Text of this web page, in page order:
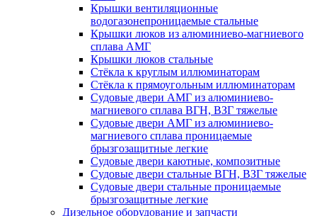
Крышки вентиляционные
водогазонепроницаемые стальные
Крышки люков из алюминиево-магниевого
сплава АМГ
Крышки люков стальные
Стёкла к круглым иллюминаторам
Стёкла к прямоугольным иллюминаторам
Судовые двери АМГ из алюминиево-
магниевого сплава ВГН, ВЗГ тяжелые
Судовые двери АМГ из алюминиево-
магниевого сплава проницаемые
брызгозащитные легкие
Судовые двери каютные, композитные
Судовые двери стальные ВГН, ВЗГ тяжелые
Судовые двери стальные проницаемые
брызгозащитные легкие
Дизельное оборудование и запчасти